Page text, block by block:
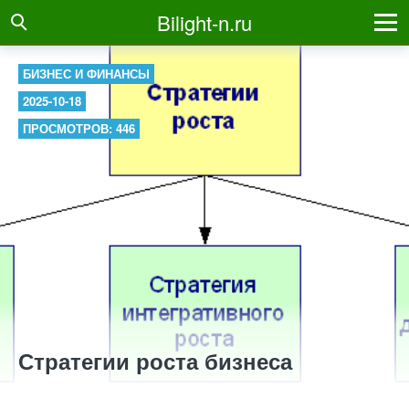
Bilight-n.ru
БИЗНЕС И ФИНАНСЫ
2025-10-18
ПРОСМОТРОВ: 446
Стратегии роста бизнеса